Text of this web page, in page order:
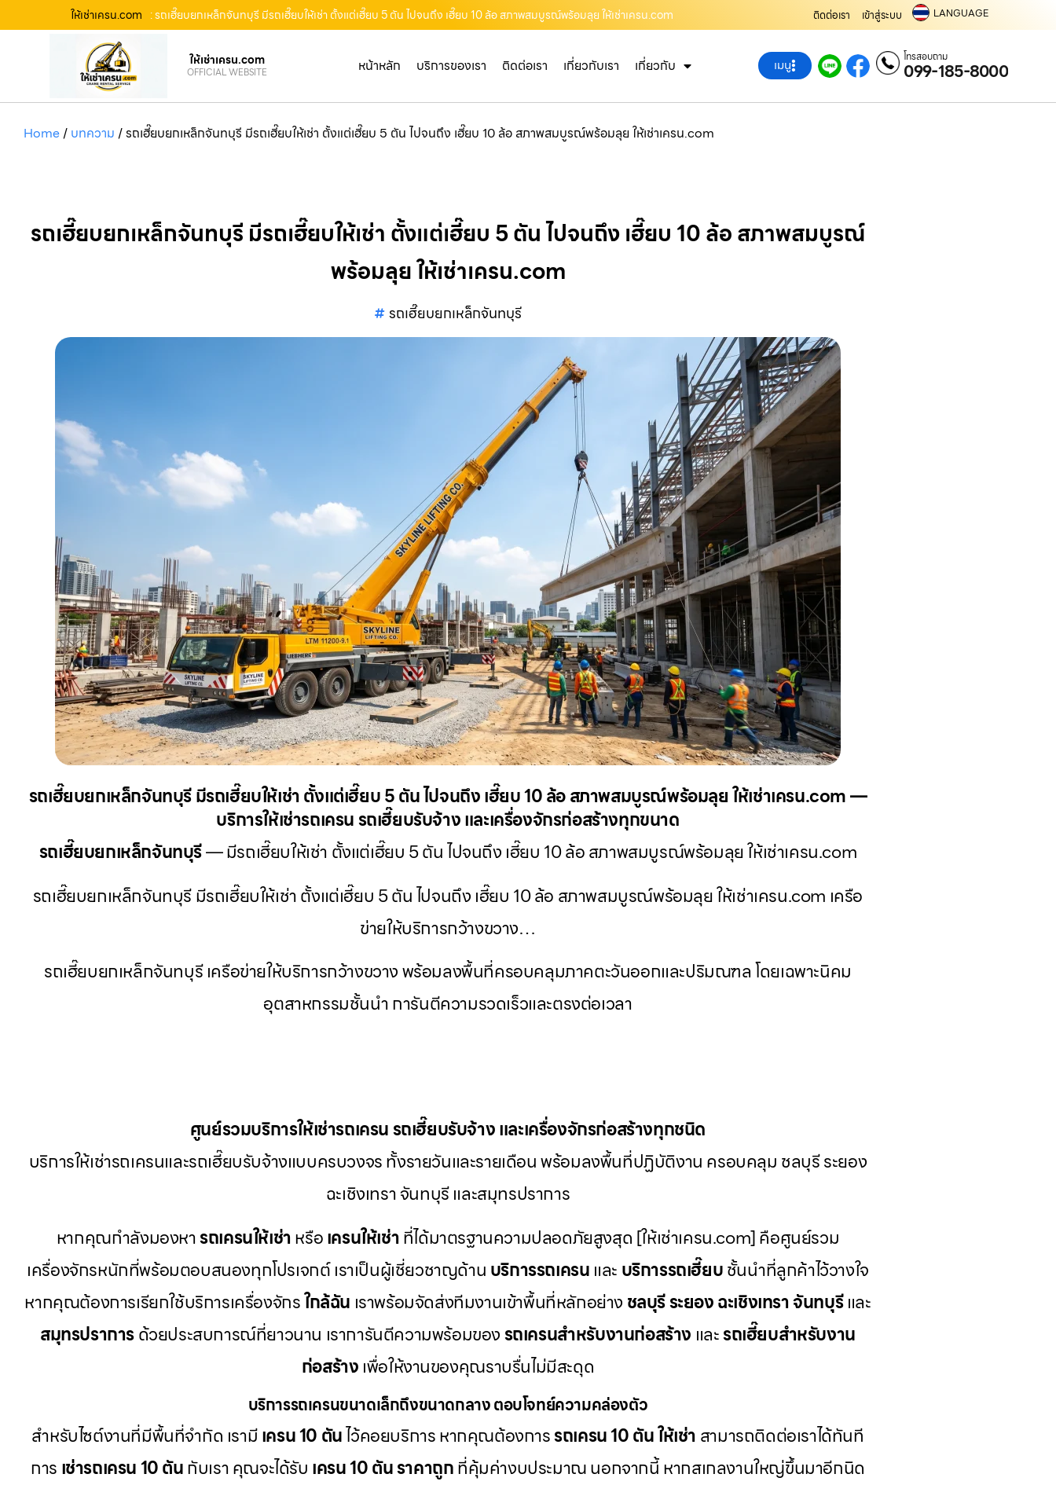
ให้เช่าเครน.com : รถเฮี๊ยบยกเหล็กจันทบุรี มีรถเฮี๊ยบให้เช่า ตั้งแต่เฮี๊ยบ 5 ตัน ไปจนถึง เฮี๊ยบ 10 ล้อ สภาพสมบูรณ์พร้อมลุย ให้เช่าเครน.com ติดต่อเรา เข้าสู่ระบบ LANGUAGE
ให้เช่าเครน.com
OFFICIAL WEBSITE หน้าหลัก บริการของเรา ติดต่อเรา เกี่ยวกับเรา เกี่ยวกับ เมนู โทรสอบถาม
099-185-8000
Home/ บทความ /รถเฮี๊ยบยกเหล็กจันทบุรี มีรถเฮี๊ยบให้เช่า ตั้งแต่เฮี๊ยบ 5 ตัน ไปจนถึง เฮี๊ยบ 10 ล้อ สภาพสมบูรณ์พร้อมลุย ให้เช่าเครน.com
รถเฮี๊ยบยกเหล็กจันทบุรี มีรถเฮี๊ยบให้เช่า ตั้งแต่เฮี๊ยบ 5 ตัน ไปจนถึง เฮี๊ยบ 10 ล้อ สภาพสมบูรณ์
พร้อมลุย ให้เช่าเครน.com
รถเฮี๊ยบยกเหล็กจันทบุรี
รถเฮี๊ยบยกเหล็กจันทบุรี มีรถเฮี๊ยบให้เช่า ตั้งแต่เฮี๊ยบ 5 ตัน ไปจนถึง เฮี๊ยบ 10 ล้อ สภาพสมบูรณ์พร้อมลุย ให้เช่าเครน.com —
บริการให้เช่ารถเครน รถเฮี๊ยบรับจ้าง และเครื่องจักรก่อสร้างทุกขนาด
รถเฮี๊ยบยกเหล็กจันทบุรี— มีรถเฮี๊ยบให้เช่า ตั้งแต่เฮี๊ยบ 5 ตัน ไปจนถึง เฮี๊ยบ 10 ล้อ สภาพสมบูรณ์พร้อมลุย ให้เช่าเครน.com
รถเฮี๊ยบยกเหล็กจันทบุรี มีรถเฮี๊ยบให้เช่า ตั้งแต่เฮี๊ยบ 5 ตัน ไปจนถึง เฮี๊ยบ 10 ล้อ สภาพสมบูรณ์พร้อมลุย ให้เช่าเครน.com เครือ
ข่ายให้บริการกว้างขวาง…
รถเฮี๊ยบยกเหล็กจันทบุรี เครือข่ายให้บริการกว้างขวาง พร้อมลงพื้นที่ครอบคลุมภาคตะวันออกและปริมณฑล โดยเฉพาะนิคม
อุตสาหกรรมชั้นนำ การันตีความรวดเร็วและตรงต่อเวลา
ศูนย์รวมบริการให้เช่ารถเครน รถเฮี๊ยบรับจ้าง และเครื่องจักรก่อสร้างทุกชนิด
บริการให้เช่ารถเครนและรถเฮี๊ยบรับจ้างแบบครบวงจร ทั้งรายวันและรายเดือน พร้อมลงพื้นที่ปฏิบัติงาน ครอบคลุม ชลบุรี ระยอง
ฉะเชิงเทรา จันทบุรี และสมุทรปราการ
หากคุณกำลังมองหารถเครนให้เช่าหรือเครนให้เช่าที่ได้มาตรฐานความปลอดภัยสูงสุด [ให้เช่าเครน.com] คือศูนย์รวม
เครื่องจักรหนักที่พร้อมตอบสนองทุกโปรเจกต์ เราเป็นผู้เชี่ยวชาญด้าน บริการรถเครน และ บริการรถเฮี๊ยบชั้นนำที่ลูกค้าไว้วางใจ
หากคุณต้องการเรียกใช้บริการเครื่องจักรใกล้ฉัน เราพร้อมจัดส่งทีมงานเข้าพื้นที่หลักอย่าง ชลบุรี ระยอง ฉะเชิงเทรา จันทบุรีและ
สมุทรปราการด้วยประสบการณ์ที่ยาวนาน เราการันตีความพร้อมของรถเครนสำหรับงานก่อสร้าง และรถเฮี๊ยบสำหรับงาน
ก่อสร้าง เพื่อให้งานของคุณราบรื่นไม่มีสะดุด
บริการรถเครนขนาดเล็กถึงขนาดกลาง ตอบโจทย์ความคล่องตัว
สำหรับไซต์งานที่มีพื้นที่จำกัด เรามีเครน 10 ตันไว้คอยบริการ หากคุณต้องการรถเครน 10 ตัน ให้เช่า สามารถติดต่อเราได้ทันที
การ เช่ารถเครน 10 ตันกับเรา คุณจะได้รับ เครน 10 ตัน ราคาถูกที่คุ้มค่างบประมาณ นอกจากนี้ หากสเกลงานใหญ่ขึ้นมาอีกนิด